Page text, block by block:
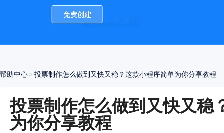
帮助中心 > 投票制作怎么做到又快又稳？这款小程序简单为你分享教程
投票制作怎么做到又快又稳
为你分享教程